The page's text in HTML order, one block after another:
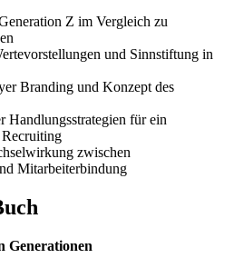
Z im Vergleich zu
und Sinnstiftung in
Branding und Konzept des
Handlungsstrategien für ein
Recruiting
zwischen
Mitarbeiterbindung
Generationen